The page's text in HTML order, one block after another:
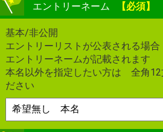
エントリーネーム 【必須】
基本/非公開
エントリーリストが公表される場合
エントリーネームが記載されます
本名以外を指定したい方は 全角
ださい